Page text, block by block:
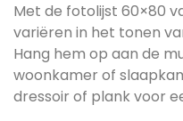
Met de fotolijst 60×80
variëren in het tonen
Hang hem op aan de
woonkamer of
dressoir of plank voor